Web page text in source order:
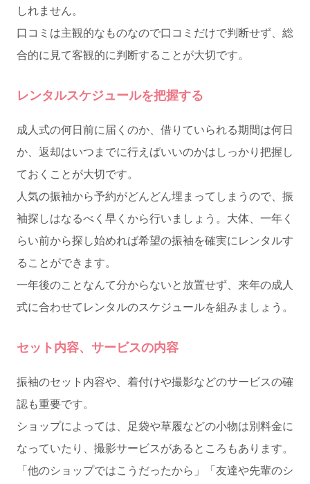
しれません。
口コミは主観的なものなので口コミだけで判断せず、総
合的に見て客観的に判断することが大切です。
レンタルスケジュールを把握する
成人式の何日前に届くのか、借りていられる期間は何日
か、返却はいつまでに行えばいいのかはしっかり把握し
ておくことが大切です。
人気の振袖から予約がどんどん埋まってしまうので、振
袖探しはなるべく早くから行いましょう。大体、一年く
らい前から探し始めれば希望の振袖を確実にレンタルす
ることができます。
一年後のことなんて分からないと放置せず、来年の成人
式に合わせてレンタルのスケジュールを組みましょう。
セット内容、サービスの内容
振袖のセット内容や、着付けや撮影などのサービスの確
認も重要です。
ショップによっては、足袋や草履などの小物は別料金に
なっていたり、撮影サービスがあるところもあります。
「他のショップではこうだったから」「友達や先輩のシ